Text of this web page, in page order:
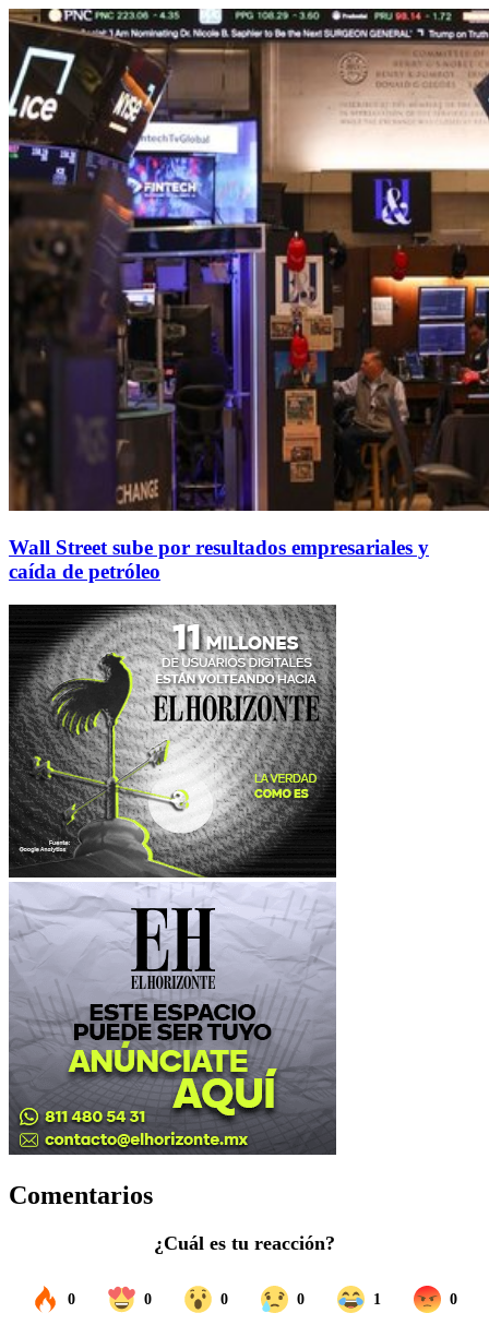
Wall Street sube por resultados empresariales y
caída de petróleo
Comentarios